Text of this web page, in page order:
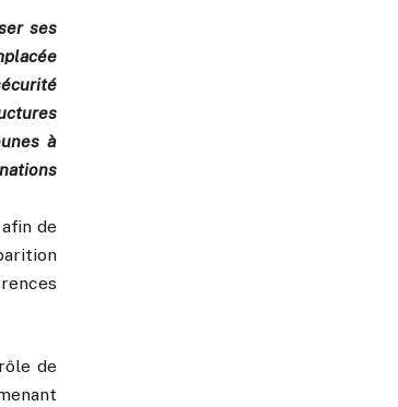
ses
à
de
de